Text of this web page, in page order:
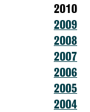
2010
2009
2008
2007
2006
2005
2004